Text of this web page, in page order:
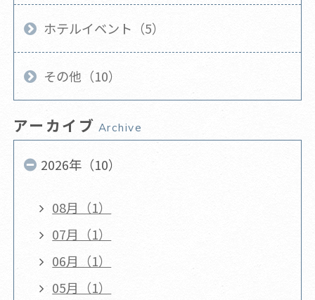
ホテルイベント（5）
その他（10）
アーカイブ Archive
2026年（10）
08月（1）
07月（1）
06月（1）
05月（1）